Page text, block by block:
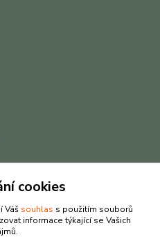
cookies
Váš souhlas s použitím souborů
informace týkající se Vašich